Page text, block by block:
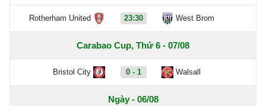
Rotherham United 23:30 West Brom
Carabao Cup, Thứ 6 - 07/08
Bristol City 0 - 1 Walsall
Ngày - 06/08